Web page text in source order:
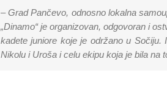
– Grad Pančevo, odnosno lokalna
„Dinamo“ je organizovan, odgovoran i
kadete juniore koje je održano u
Nikolu i Uroša i celu ekipu koja je bila na